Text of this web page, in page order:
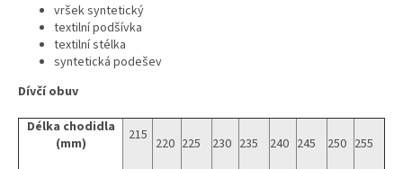
vršek syntetický
textilnípodšívka
textilní stélka
syntetická podešev
Dívčí obuv
Délka chodidla
(mm)
215 220 225 230 235 240 245 250 255